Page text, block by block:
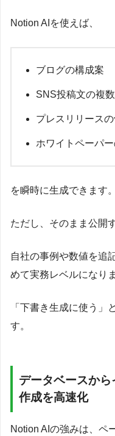
Notion AIを使えば、
ブログの構成案
SNS投稿文の複
プレスリリース
ホワイトペーパ
を瞬時に生成できます。
ただし、そのまま公開
自社の事例や数値を追
めて実務レベルになりま
「下書き生成に使う」
す。
データベースか
作成を高速化
Notion AIの強みは、ペ